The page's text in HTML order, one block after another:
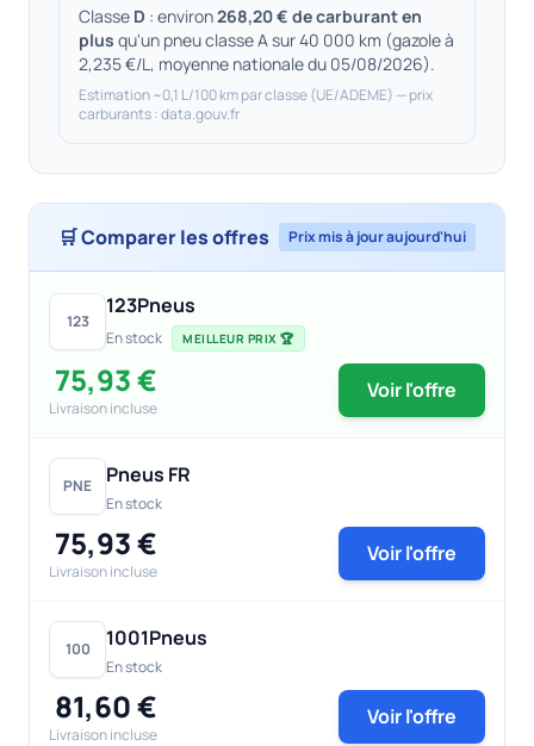
Classe D : environ268,20 € de carburant en
plus qu'un pneu classe A sur 40 000 km (gazole à
2,235 €/L, moyenne nationale du 05/08/2026).
Estimation ~0,1 L/100 km par classe (UE/ADEME) — prix
carburants : data.gouv.fr
🛒 Comparer les offres Prix mis à jour aujourd'hui
123
123Pneus
En stock MEILLEUR PRIX 🏆
75,93 €
Livraison incluse
Voir l'offre
PNE Pneus FR
En stock
75,93 €
Livraison incluse
Voir l'offre
100 1001Pneus
En stock
81,60 €
Livraison incluse
Voir l'offre